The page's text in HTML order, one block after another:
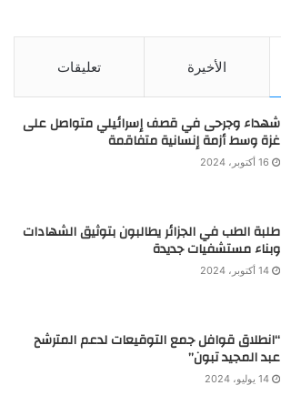
الأخيرة تعليقات
شهداء وجرحى في قصف إسرائيلي متواصل على
غزة وسط أزمة إنسانية متفاقمة
16 أكتوبر، 2024
طلبة الطب في الجزائر يطالبون بتوثيق الشهادات
وبناء مستشفيات جديدة
14 أكتوبر، 2024
“انطلاق قوافل جمع التوقيعات لدعم المترشح
عبد المجيد تبون”
14 يوليو، 2024